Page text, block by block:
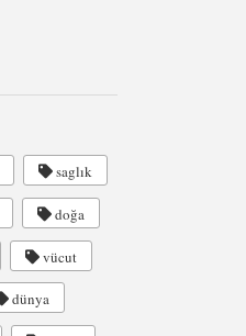
saglık
doğa
vücut
dünya